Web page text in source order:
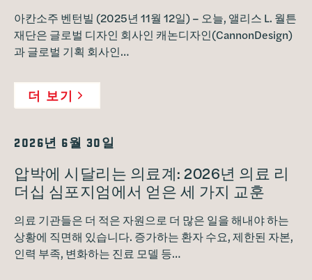
아칸소주 벤턴빌 (2025년 11월 12일) – 오늘, 앨리스 L. 월튼
재단은 글로벌 디자인 회사인 캐논디자인(CannonDesign)
과 글로벌 기획 회사인…
더 보기
2026년 6월 30일
압박에 시달리는 의료계: 2026년 의료 리
더십 심포지엄에서 얻은 세 가지 교훈
의료 기관들은 더 적은 자원으로 더 많은 일을 해내야 하는
상황에 직면해 있습니다. 증가하는 환자 수요, 제한된 자본,
인력 부족, 변화하는 진료 모델 등…